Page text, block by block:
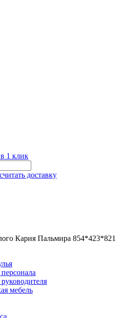
1 клик
доставку
Кария Пальмира 854*423*821
мебель